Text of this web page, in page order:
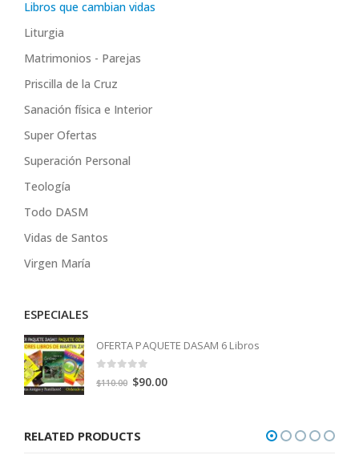
Libros que cambian vidas
Liturgia
Matrimonios - Parejas
Priscilla de la Cruz
Sanación física e Interior
Super Ofertas
Superación Personal
Teología
Todo DASM
Vidas de Santos
Virgen María
ESPECIALES
OFERTA PAQUETE DASAM 6 Libros
out of 5
$110.00 Original
$110.00.
$90.00Current
RELATED PRODUCTS